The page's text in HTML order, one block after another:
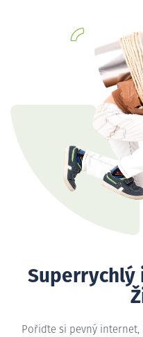
Superrychlý
Pořiďte si pevný internet,